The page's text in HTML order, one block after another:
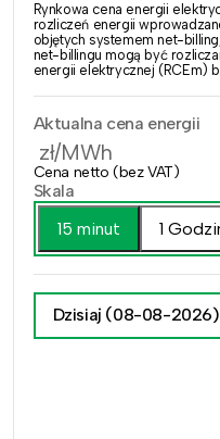
Rynkowa cena energii
rozliczeń energii
objętych systemem net-
net-billingu mogą być
energii elektrycznej (RCEm)
Aktualna cena energii
zł/MWh
Cena netto (bez VAT)
Skala
15 minut
1
Dzisiaj (08-08-2026)